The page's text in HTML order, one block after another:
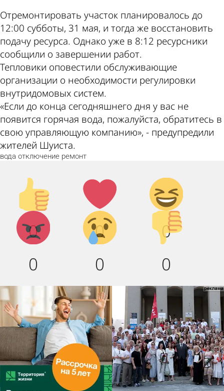
Отремонтировать участок планировалось до
12:00 субботы, 31 мая, и тогда же восстановить
подачу ресурса. Однако уже в 8:12 ресурсники
сообщили о завершении работ.
Тепловики оповестили обслуживающие
организации о необходимости регулировки
внутридомовых систем.
«Если до конца сегодняшнего дня у вас не
появится горячая вода, пожалуйста, обратитесь в
свою управляющую компанию», - предупредили
жителей Шуиста.
вода отключение ремонт
Палец
вверх!
0
Лайк!
0
Дикий
смех!
0
Агрессия!
0
Грусть
:(
0
Палец
вниз!
0